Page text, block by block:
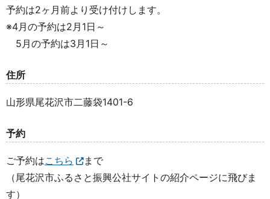
予約は2ヶ月前より受け付けします。
※4月の予約は2月1日～
5月の予約は3月1日～
住所
山形県尾花沢市二藤袋1401-6
予約
ご予約はこちら
まで
（尾花沢市ふるさと振興公社サイトの紹介ページに飛びま
す）